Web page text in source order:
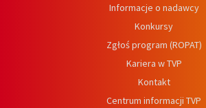
Informacje o nadawcy
Konkursy
Zgłoś program (ROPAT)
Kariera w TVP
Kontakt
Centrum informacji TVP